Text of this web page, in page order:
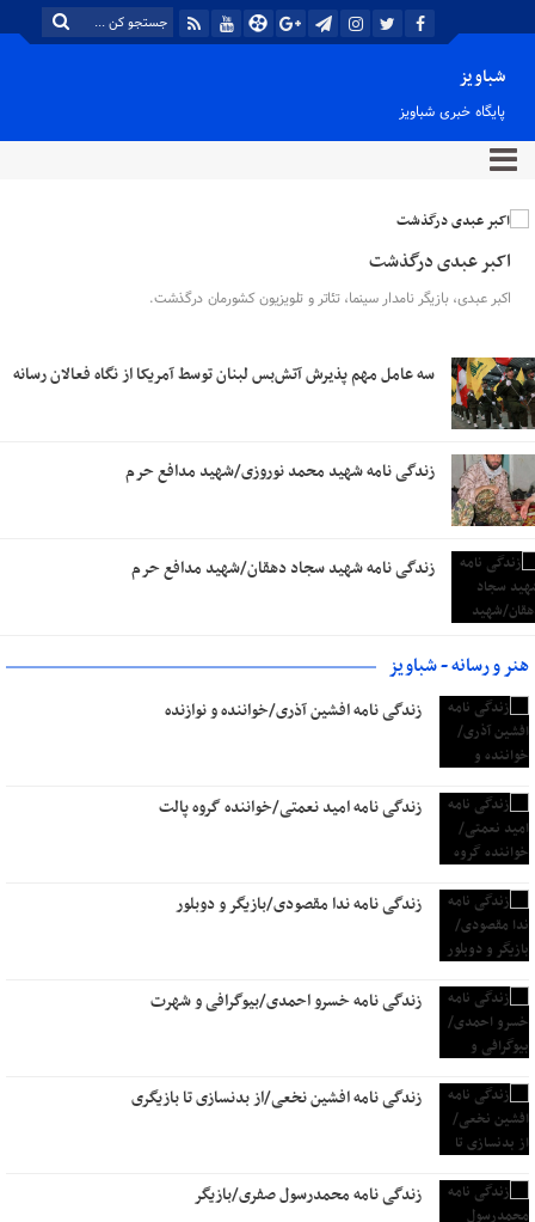
شباویز
پایگاه خبری شباویز
اکبر عبدی درگذشت
اکبر عبدی، بازیگر نامدار سینما، تئاتر و تلویزیون کشورمان درگذشت.
سه عامل مهم پذیرش آتش‌بس لبنان توسط آمریکا از نگاه فعالان رسانه
زندگی نامه شهید محمد نوروزی/شهید مدافع حرم
زندگی نامه شهید سجاد دهقان/شهید مدافع حرم
هنر و رسانه - شباویز
زندگی نامه افشین آذری/خواننده و نوازنده
زندگی نامه امید نعمتی/خواننده گروه پالت
زندگی نامه ندا مقصودی/بازیگر و دوبلور
زندگی نامه خسرو احمدی/بیوگرافی و شهرت
زندگی نامه افشین نخعی/از بدنسازی تا بازیگری
زندگی نامه محمدرسول صفری/بازیگر